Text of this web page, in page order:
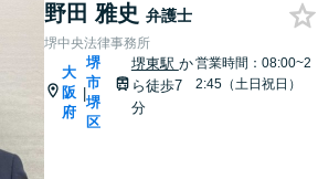
野田 雅史 弁護士
堺中央法律事務所
大
阪
府
|
堺
市
堺
区
堺東駅 か
ら徒歩7
分
営業時間：08:00~2
2:45（土日祝日）